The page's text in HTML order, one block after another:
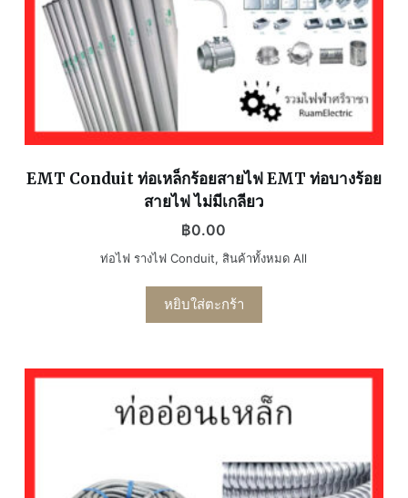
EMT Conduit ท่อเหล็กร้อยสายไฟ EMT ท่อบางร้อย
สายไฟ ไม่มีเกลียว
฿0.00
ท่อไฟ รางไฟ Conduit, สินค้าทั้งหมด All
หยิบใส่ตะกร้า